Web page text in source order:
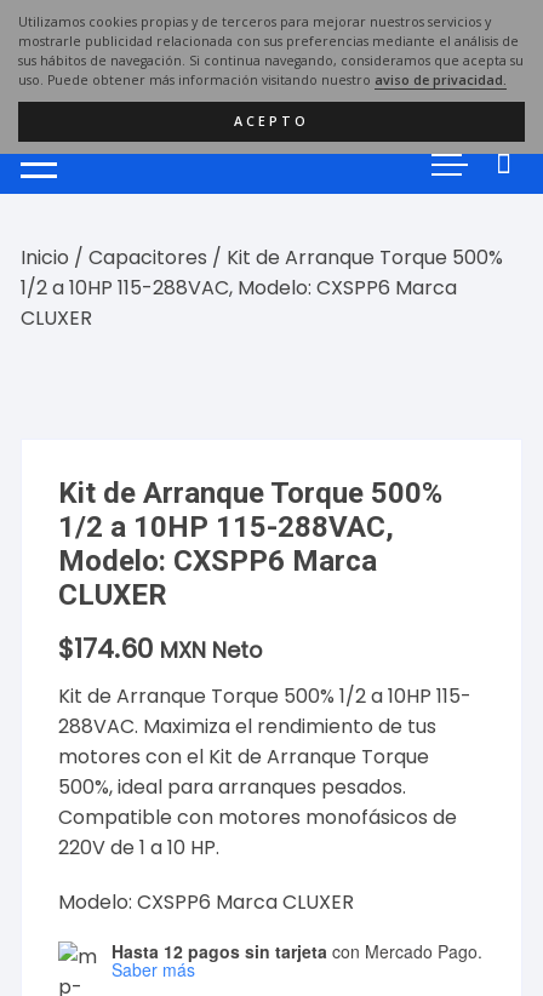
Utilizamos cookies propias y de terceros para mejorar nuestros servicios y
mostrarle publicidad relacionada con sus preferencias mediante el análisis de
sus hábitos de navegación. Si continua navegando, consideramos que acepta su
uso. Puede obtener más información visitando nuestro aviso de privacidad.
ACEPTO
Saltar
contenido
Inicio /Capacitores / Kit de Arranque Torque 500%
1/2 a 10HP 115-288VAC, Modelo: CXSPP6 Marca
CLUXER
Kit de Arranque Torque 500%
1/2 a 10HP 115-288VAC,
Modelo: CXSPP6 Marca
CLUXER
$174.60 MXN Neto
Kit de Arranque Torque 500% 1/2 a 10HP 115-
288VAC. Maximiza el rendimiento de tus
motores con el Kit de Arranque Torque
500%, ideal para arranques pesados.
Compatible con motores monofásicos de
220V de 1 a 10 HP.
Modelo: CXSPP6 Marca CLUXER
Hasta 12 pagos sin tarjeta con Mercado Pago.
Saber más